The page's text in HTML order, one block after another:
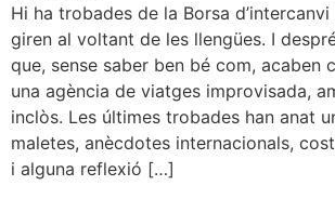
Hi ha trobades de la Borsa
giren al voltant de les llengües. I
que, sense saber ben bé com, acaben
una agència de viatges improvisada,
inclòs. Les últimes trobades han anat
maletes, anècdotes internacionals,
i alguna reflexió […]